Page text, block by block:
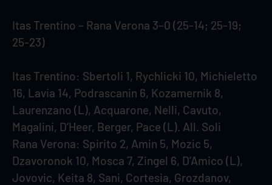
Itas Trentino – Rana Verona 3–0 (25-14; 25-19;
25-23)
Itas Trentino: Sbertoli 1, Rychlicki 10, Michieletto
16, Lavia 14, Podrascanin 6, Kozamernik 8,
Laurenzano (L), Acquarone, Nelli, Cavuto,
Magalini, D’Heer, Berger, Pace (L). All. Soli
Rana Verona: Spirito 2, Amin 5, Mozic 5,
Dzavoronok 10, Mosca 7, Zingel 6, D’Amico (L),
Jovovic, Keita 8, Sani, Cortesia, Grozdanov,